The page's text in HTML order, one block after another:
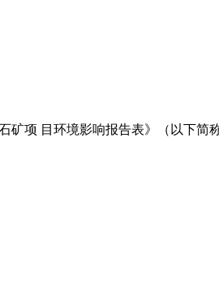
矿项 目环境影响报告表》（以下